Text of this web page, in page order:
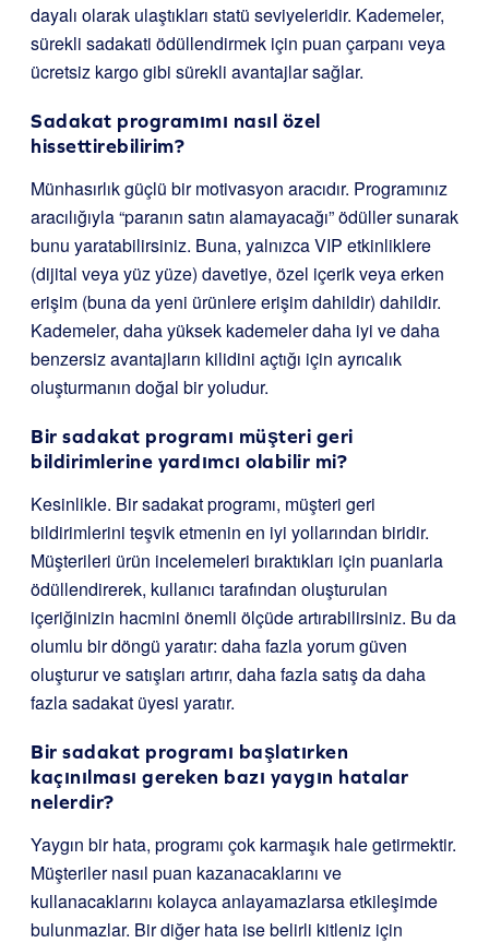
dayalı olarak ulaştıkları statü seviyeleridir. Kademeler,
sürekli sadakati ödüllendirmek için puan çarpanı veya
ücretsiz kargo gibi sürekli avantajlar sağlar.
Sadakat programımı nasıl özel
hissettirebilirim?
Münhasırlık güçlü bir motivasyon aracıdır. Programınız
aracılığıyla “paranın satın alamayacağı” ödüller sunarak
bunu yaratabilirsiniz. Buna, yalnızca VIP etkinliklere
(dijital veya yüz yüze) davetiye, özel içerik veya erken
erişim (buna da yeni ürünlere erişim dahildir) dahildir.
Kademeler, daha yüksek kademeler daha iyi ve daha
benzersiz avantajların kilidini açtığı için ayrıcalık
oluşturmanın doğal bir yoludur.
Bir sadakat programı müşteri geri
bildirimlerine yardımcı olabilir mi?
Kesinlikle. Bir sadakat programı, müşteri geri
bildirimlerini teşvik etmenin en iyi yollarından biridir.
Müşterileri ürün incelemeleri bıraktıkları için puanlarla
ödüllendirerek, kullanıcı tarafından oluşturulan
içeriğinizin hacmini önemli ölçüde artırabilirsiniz. Bu da
olumlu bir döngü yaratır: daha fazla yorum güven
oluşturur ve satışları artırır, daha fazla satış da daha
fazla sadakat üyesi yaratır.
Bir sadakat programı başlatırken
kaçınılması gereken bazı yaygın hatalar
nelerdir?
Yaygın bir hata, programı çok karmaşık hale getirmektir.
Müşteriler nasıl puan kazanacaklarını ve
kullanacaklarını kolayca anlayamazlarsa etkileşimde
bulunmazlar. Bir diğer hata ise belirli kitleniz için